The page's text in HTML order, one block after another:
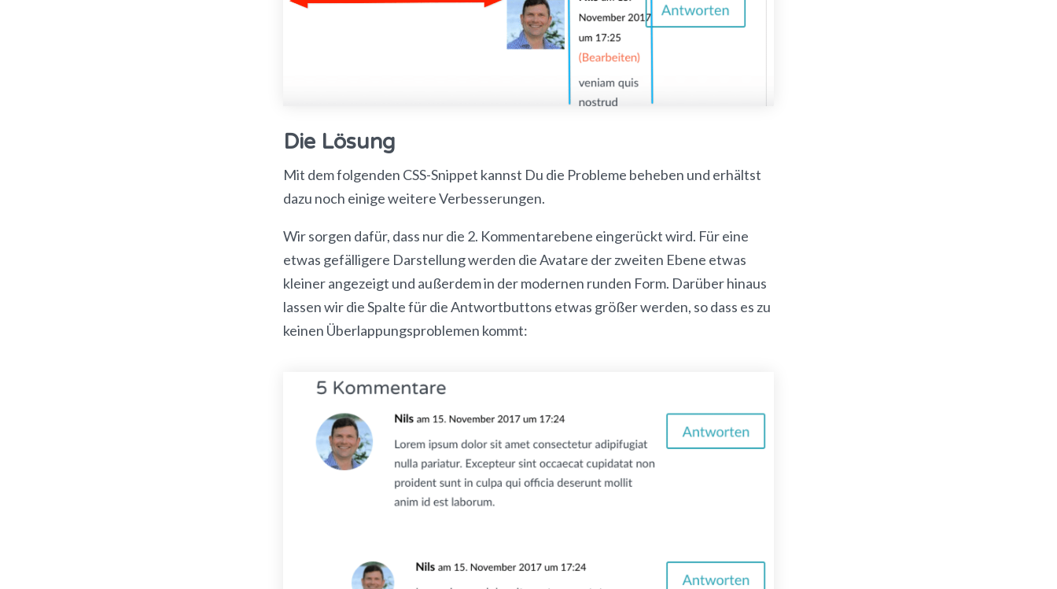
Die Lösung
Mit dem folgenden CSS-Snippet kannst Du die Probleme beheben und erhältst
dazu noch einige weitere Verbesserungen.
Wir sorgen dafür, dass nur die 2. Kommentarebene eingerückt wird. Für eine
etwas gefälligere Darstellung werden die Avatare der zweiten Ebene etwas
kleiner angezeigt und außerdem in der modernen runden Form. Darüber hinaus
lassen wir die Spalte für die Antwortbuttons etwas größer werden, so dass es zu
keinen Überlappungsproblemen kommt: